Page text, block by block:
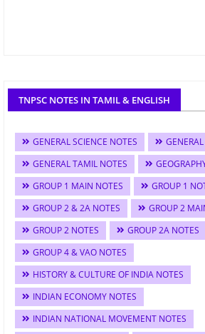
TNPSC NOTES IN TAMIL & ENGLISH
GENERAL SCIENCE NOTES
GENERAL TAMIL NOTES
GROUP 1 MAIN NOTES
GROUP 1
GROUP 2 & 2A NOTES
GROUP 2
GROUP 2 NOTES
GROUP 2A NOTES
GROUP 4 & VAO NOTES
HISTORY & CULTURE OF INDIA NOTES
INDIAN ECONOMY NOTES
INDIAN NATIONAL MOVEMENT NOTES